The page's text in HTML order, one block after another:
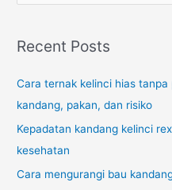
r
h
f
o
r
:
Recent Posts
Cara ternak kelinci hias
kandang, pakan, dan risiko
Kepadatan kandang kelinci
kesehatan
Cara mengurangi bau